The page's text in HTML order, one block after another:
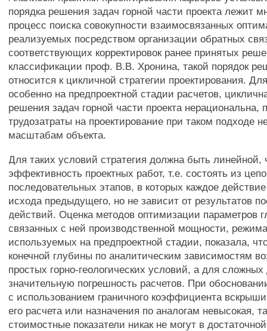
порядка решения задач горной части проекта лежит
процесс поиска совокупности взаимосвязанных
реализуемых посредством организации обратных
соответствующих корректировок ранее принятых
классификации проф. В.В. Хронина, такой порядок
относится к цикличной стратегии проектирования.
особенно на предпроектной стадии расчетов,
решения задач горной части проекта нерациональна,
трудозатраты на проектирование при таком подходе
масштабам объекта.
Для таких условий стратегия должна быть линейной,
эффективность проектных работ, т.е. состоять из
последовательных этапов, в которых каждое
исхода предыдущего, но не зависит от результатов
действий. Оценка методов оптимизации параметров
связанных с ней производственной мощности,
используемых на предпроектной стадии, показала,
конечной глубины по аналитическим зависимостям
простых горно-геологических условий, а для сложных
значительную погрешность расчетов. При
с использованием граничного коэффициента
его расчета или назначения по аналогам невысокая,
стоимостные показатели никак не могут в